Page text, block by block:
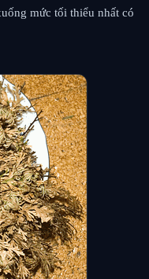
mức tối thiểu nhất có